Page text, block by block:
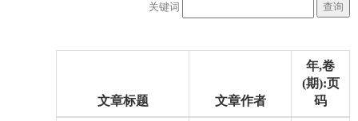
关键词
文章标题 文章作者
年,卷
(期):页
码